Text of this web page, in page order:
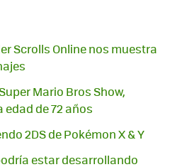
Scrolls Online nos muestra
Mario Bros Show,
edad de 72 años
2DS de Pokémon X & Y
estar desarrollando